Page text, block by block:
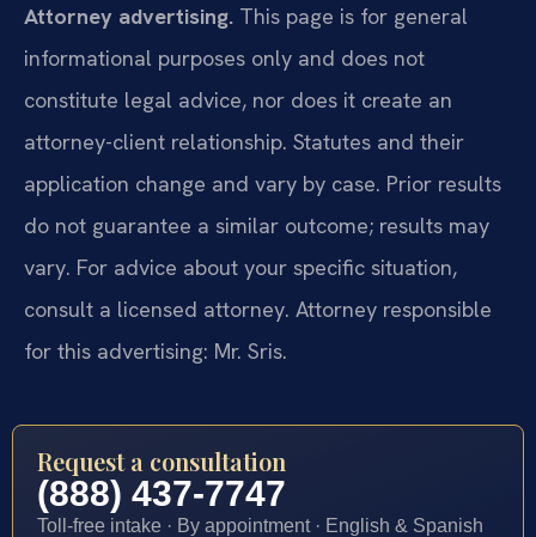
Attorney advertising. This page is for general
informational purposes only and does not
constitute legal advice, nor does it create an
attorney-client relationship. Statutes and their
application change and vary by case. Prior results
do not guarantee a similar outcome; results may
vary. For advice about your specific situation,
consult a licensed attorney. Attorney responsible
for this advertising: Mr. Sris.
Request a consultation
(888) 437-7747
Toll-free intake · By appointment · English & Spanish